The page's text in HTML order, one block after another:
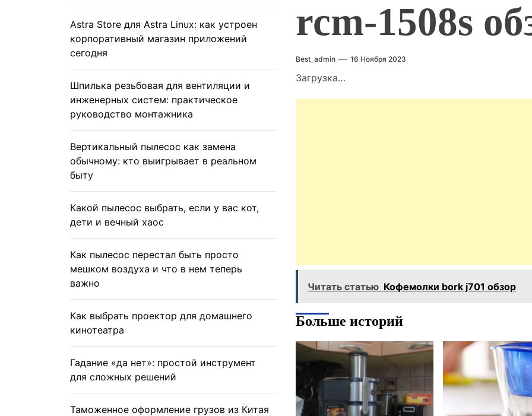
rcm-1508s
Best_admin 16 Ноября 2023
Загрузка…
Читать статью Кофемолки bork j701 обзор
Больше историй
Astra Store для Astra Linux: как устроен
корпоративный магазин приложений
сегодня
Шпилька резьбовая для вентиляции и
инженерных систем: практическое
руководство монтажника
Вертикальный пылесос как замена
обычному: кто выигрывает в реальном
быту
Какой пылесос выбрать, если у вас кот,
дети и вечный хаос
Как пылесос перестал быть просто
мешком воздуха и что в нем теперь
важно
Как выбрать проектор для домашнего
кинотеатра
Гадание «да нет»: простой инструмент
для сложных решений
Таможенное оформление грузов из Китая